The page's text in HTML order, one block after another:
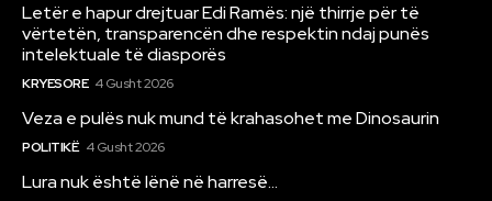
Letër e hapur drejtuar Edi Ramës: një thirrje për të
vërtetën, transparencën dhe respektin ndaj punës
intelektuale të diasporës
KRYESORE 4 Gusht 2026
Veza e pulës nuk mund të krahasohet me Dinosaurin
POLITIKË 4 Gusht 2026
Lura nuk është lënë në harresë…